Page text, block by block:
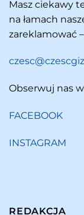
Masz ciekawy
na łamach
zareklamować
Obserwuj nas
FACEBOOK
INSTAGRAM
REDAKCJA